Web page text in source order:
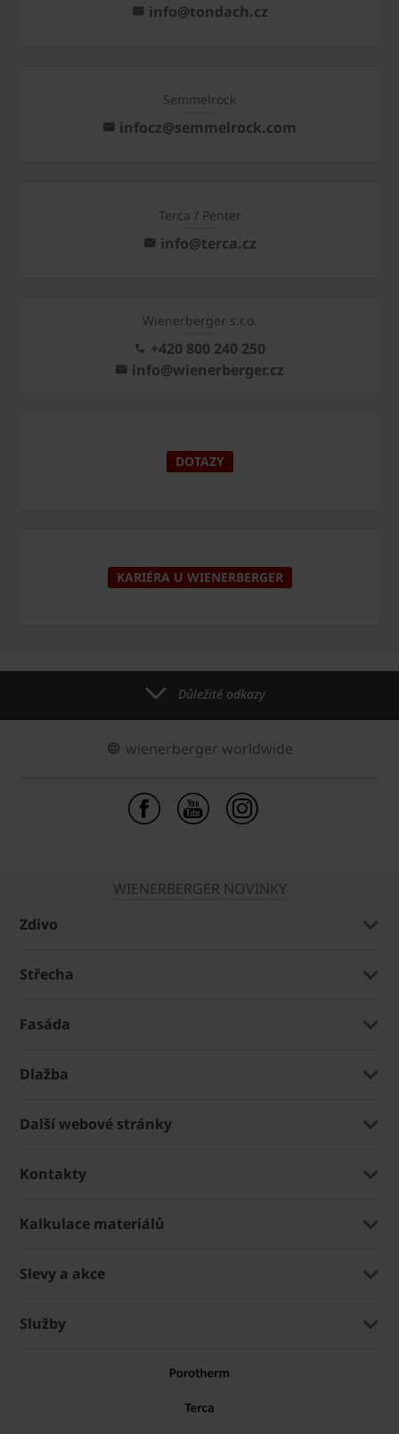
info@tondach.cz
Semmelrock
infocz@semmelrock.com
Terca / Penter
info@terca.cz
Wienerberger s.r.o.
+420 800 240 250
info@wienerberger.cz
DOTAZY
KARIÉRA U WIENERBERGER
Důležité odkazy
wienerberger worldwide
WIENERBERGER NOVINKY
Zdivo
Střecha
Fasáda
Dlažba
Další webové stránky
Kontakty
Kalkulace materiálů
Slevy a akce
Služby